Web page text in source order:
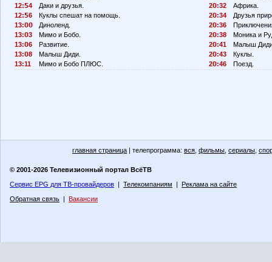
12:
4
Даки и друзья.
12:
6
Куклы спешат на помощь.
13:
Диноленд.
13:
3
Мимо и Бобо.
13:
6
Развитие.
13:
8
Малыш Диди.
13:11
Мимо и Бобо ПЛЮС.
2
:32
Африка.
2
:34
Друзья
2
:36
2
:38
Моника и
2
:41
Малыш
2
:43
Куклы.
2
:46 Поезд.
главная страница | телепрограмма: вся фильмы сериалы
© 2001-2026 Телевизионный портал ВсёТВ
Сервис EPG для ТВ-провайдеров | Телекомпаниям | Реклама на сайте
Обратная связь | Вакансии